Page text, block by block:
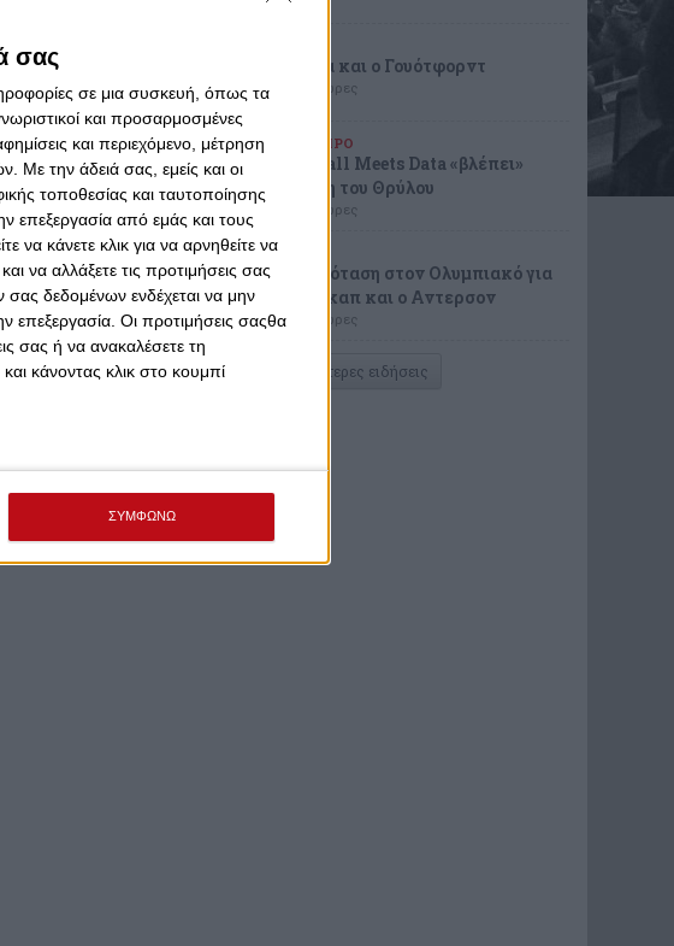
σας
σε μια συσκευή, όπως τα
και προσαρμοσμένες
και περιεχόμενο, μέτρηση
Με την άδειά σας, εμείς και οι
τοποθεσίας και ταυτοποίησης
επεξεργασία από εμάς και τους
κάνετε κλικ για να αρνηθείτε να
να αλλάξετε τις προτιμήσεις σας
δεδομένων ενδέχεται να μην
επεξεργασία. Οι προτιμήσεις σαςθα
σας ή να ανακαλέσετε τη
κάνοντας κλικ στο κουμπί
ΣΥΜΦΩΝΩ
Στη λίστα και ο Γουότφορντ
πριν από 4 ώρες
ΠΟΔΟΣΦΑΙΡΟ
Το Football Meets Data «βλέπει»
πρόκριση του Θρύλου
πριν από 6 ώρες
ΜΠΑΣΚΕΤ
Η νέα πρόταση στον Ολυμπιακό για
τον Γουόκαπ και ο Αντερσον
πριν από 6 ώρες
Περισσότερες ειδήσεις